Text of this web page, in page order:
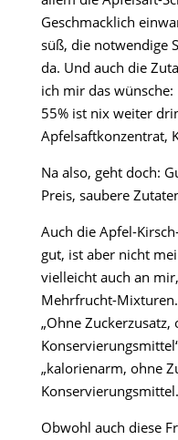
Geschmacklich
süß, die notwendige
da. Und auch die
ich mir das
55% ist nix weiter
Apfelsaftkonzentrat,
Na also, geht doch:
Preis, saubere
Auch die Apfel-
gut, ist aber nicht
vielleicht auch an
Mehrfrucht-
„Ohne
„kalorienarm, ohne
Obwohl auch diese